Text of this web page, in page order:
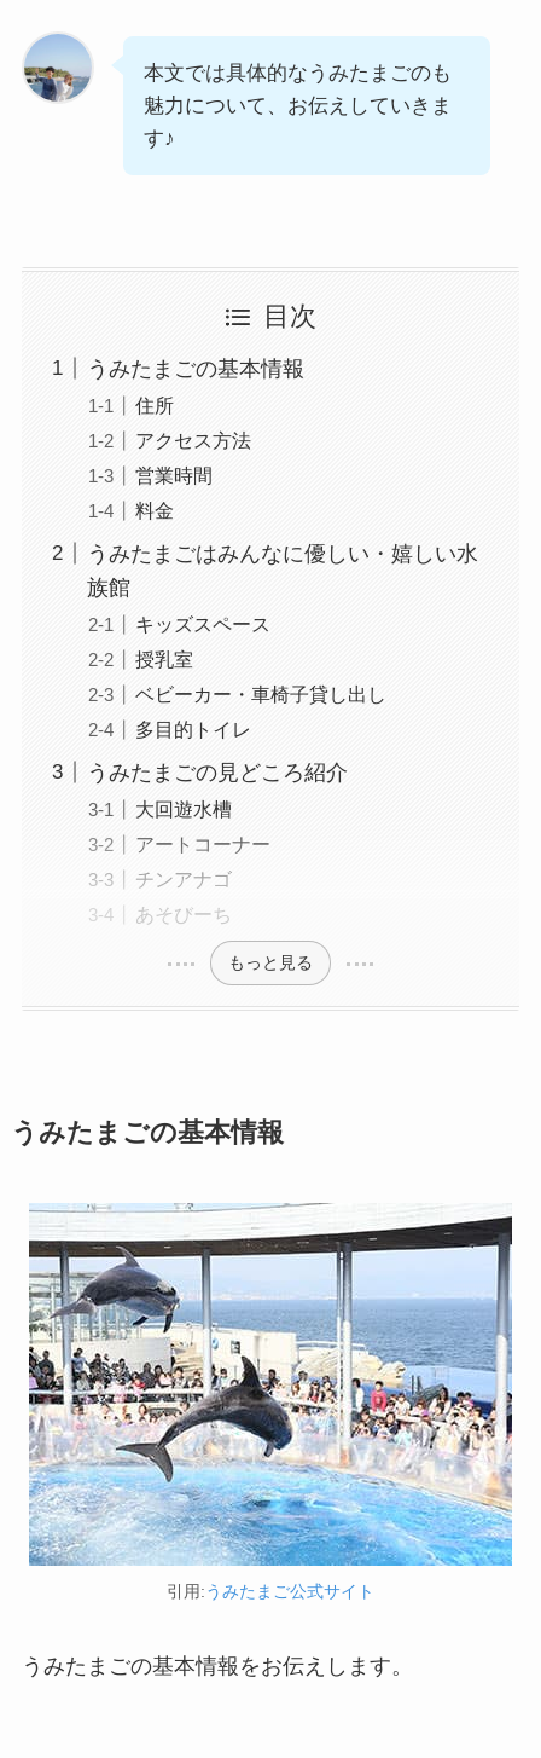
本文では具体的なうみたまごのも
魅力について、お伝えしていきま
す♪
目次
うみたまごの基本情報
住所
アクセス方法
営業時間
料金
うみたまごはみんなに優しい・嬉しい水
族館
キッズスペース
授乳室
ベビーカー・車椅子貸し出し
多目的トイレ
うみたまごの見どころ紹介
大回遊水槽
アートコーナー
チンアナゴ
あそびーち
もっと見る
うみたまごの基本情報
引用:うみたまご公式サイト
うみたまごの基本情報をお伝えします。